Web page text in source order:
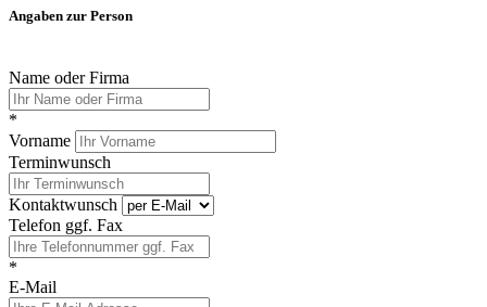
Angaben zur Person
Name oder Firma
*
Vorname
Terminwunsch
Kontaktwunsch
Telefon ggf. Fax
*
E-Mail